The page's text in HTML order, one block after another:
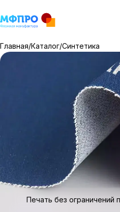
Как мы работаем
Вопросы
Главная/Каталог/Синтетика
Печать без ограничений